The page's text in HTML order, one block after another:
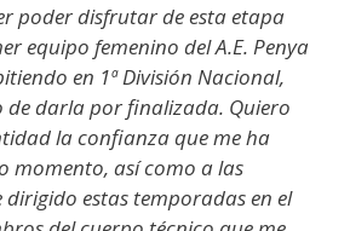
poder disfrutar de esta etapa
equipo femenino del A.E. Penya
en 1ª División Nacional,
de darla por finalizada. Quiero
la confianza que me ha
momento, así como a las
estas temporadas en el